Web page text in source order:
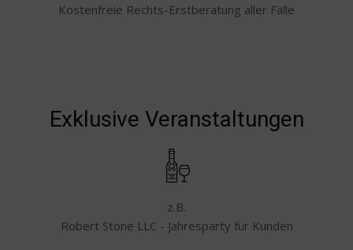
Kostenfreie Rechts-Erstberatung aller Fälle
Exklusive Veranstaltungen
z.B.
Robert Stone LLC - Jahresparty für Kunden